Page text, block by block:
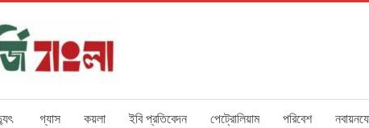
গ্যাস কয়লা ইবি প্রতিবেদন পেট্রোলিয়াম পরিবেশ